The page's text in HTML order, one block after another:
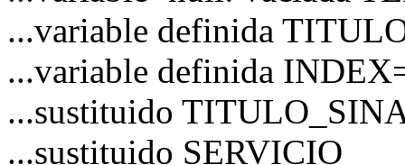
...variable definida
...variable definida
...sustituido
...sustituido SERVICIO